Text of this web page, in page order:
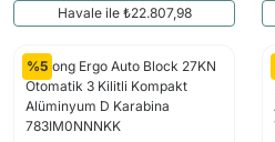
Havale ile ₺22.807,98
%5